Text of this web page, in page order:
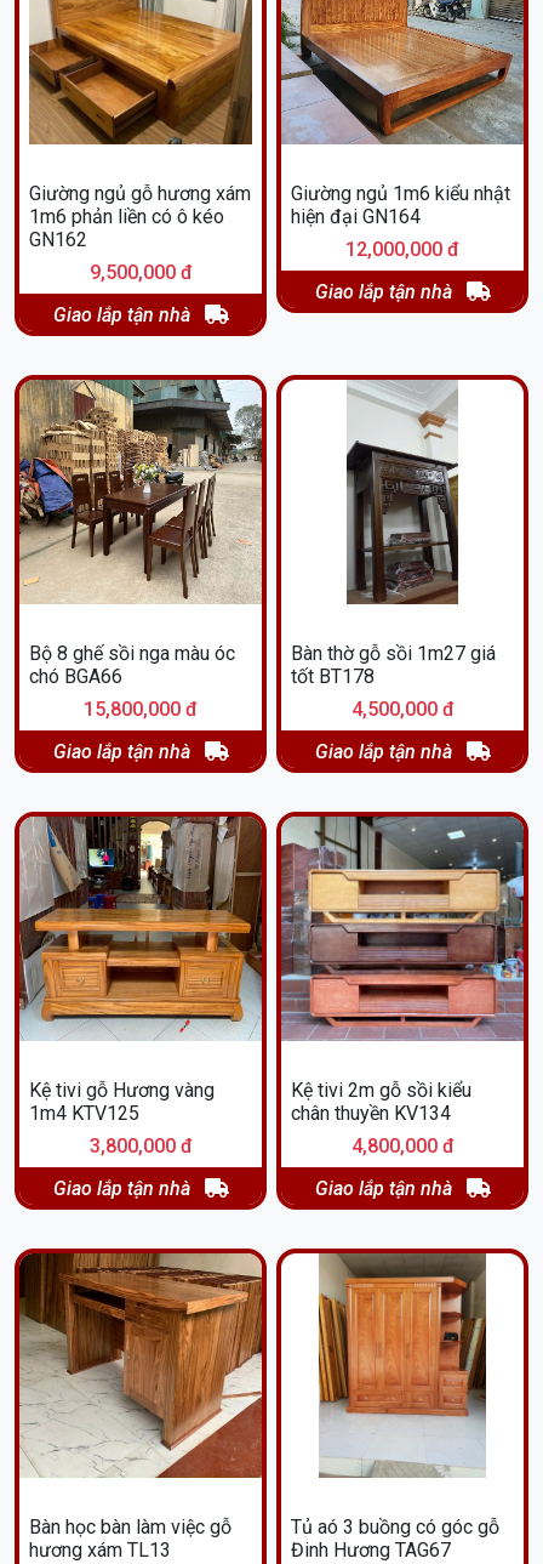
Giường ngủ gỗ hương xám
1m6 phản liền có ô kéo
GN162
9,500,000 đ
Giao lắp tận nhà
Giường ngủ 1m6 kiểu nhật
hiện đại GN164
12,000,000 đ
Giao lắp tận nhà
Bộ 8 ghế sồi nga màu óc
chó BGA66
15,800,000 đ
Giao lắp tận nhà
Bàn thờ gỗ sồi 1m27 giá
tốt BT178
4,500,000 đ
Giao lắp tận nhà
Kệ tivi gỗ Hương vàng
1m4 KTV125
3,800,000 đ
Giao lắp tận nhà
Kệ tivi 2m gỗ sồi kiểu
chân thuyền KV134
4,800,000 đ
Giao lắp tận nhà
Bàn học bàn làm việc gỗ
hương xám TL13
Tủ aó 3 buồng có góc gỗ
Đinh Hương TAG67